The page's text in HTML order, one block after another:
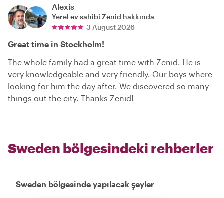
Alexis
Yerel ev sahibi Zenid hakkında
3 August 2026
Great time in Stockholm!
The whole family had a great time with Zenid. He is
very knowledgeable and very friendly. Our boys where
looking for him the day after. We discovered so many
things out the city. Thanks Zenid!
Sweden bölgesindeki rehberler
Sweden bölgesinde yapılacak şeyler